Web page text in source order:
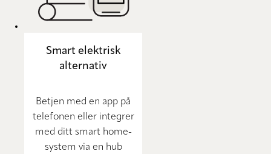
Smart elektrisk
alternativ
Betjen med en app på
telefonen eller integrer
med ditt smart home-
system via en hub